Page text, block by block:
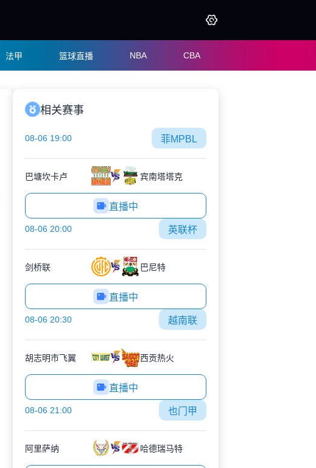
法甲 篮球直播 NBA CBA
相关赛事
08-06 19:00 菲MPBL
巴塘坎卡卢 宾南塔塔克
直播中
08-06 20:00 英联杯
剑桥联 巴尼特
直播中
08-06 20:30 越南联
胡志明市飞翼 西贡热火
直播中
08-06 21:00 也门甲
阿里萨纳 哈德瑞马特